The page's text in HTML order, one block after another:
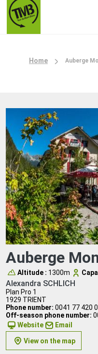
Home Auberge
Auberge
Altitude : 1300m
Alexandra SCHLICH
Plan Pro 1
1929 TRIENT
Phone number: 0041 77 420
Off-season phone number:
Website
Email
View on the map